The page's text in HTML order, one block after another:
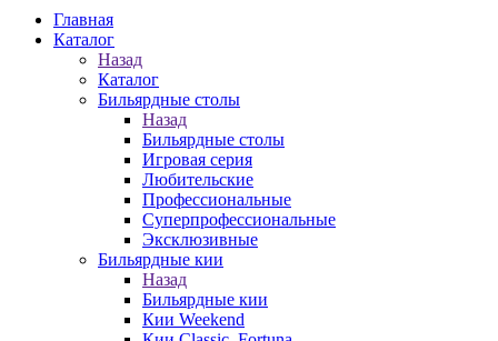
Главная
Каталог
Назад
Каталог
Бильярдные столы
Назад
Бильярдные столы
Игровая серия
Любительские
Профессиональные
Суперпрофессиональные
Эксклюзивные
Бильярдные кии
Назад
Бильярдные кии
Кии Weekend